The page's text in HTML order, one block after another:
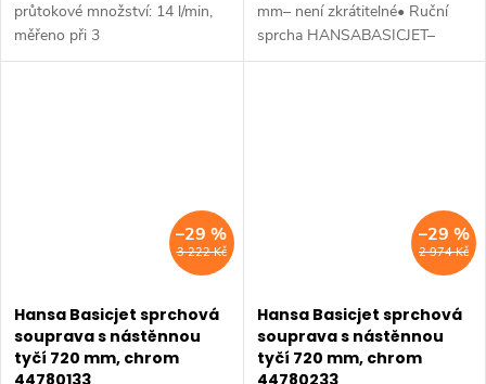
průtokové množství: 14 l/min,
měřeno při 3
barech hydraulického tlaku
mm– není zkrátitelné• Ruční
sprcha HANSABASICJET–
Relaxační• O 70 mm• sprchová
3 222 Kč
–29 %
Hansa Basicjet sprchová
souprava s nástěnnou
tyčí 720 mm, chrom
2 974 Kč
–29 %
Hansa Basicjet sprchová
souprava s nástěnnou
tyčí 720 mm, chrom